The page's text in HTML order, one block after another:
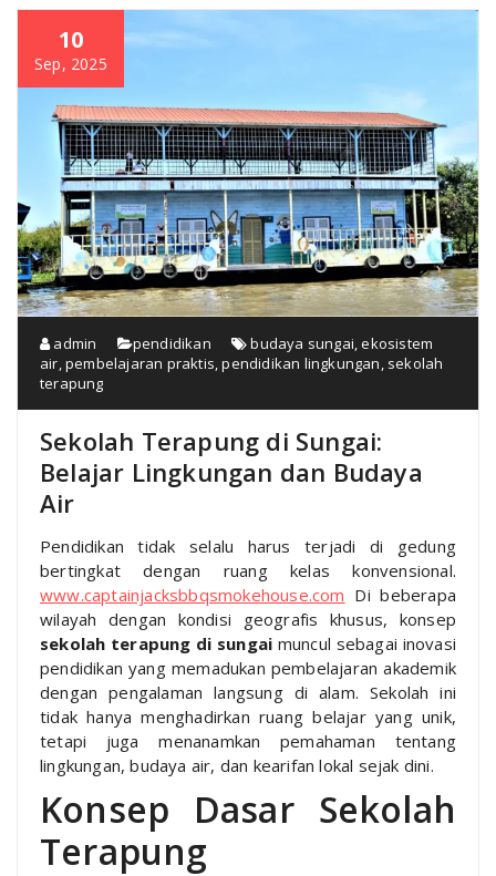
10
Sep, 2025
admin pendidikan budaya sungai,ekosistem
air,pembelajaran praktis,pendidikan lingkungan, sekolah
terapung
Sekolah Terapung di Sungai:
Belajar Lingkungan dan Budaya
Air
Pendidikan tidak selalu harus terjadi di gedung
bertingkat dengan ruang kelas konvensional.
www.captainjacksbbqsmokehouse.com Di beberapa
wilayah dengan kondisi geografis khusus, konsep
sekolah terapung di sungai muncul sebagai inovasi
pendidikan yang memadukan pembelajaran akademik
dengan pengalaman langsung di alam. Sekolah ini
tidak hanya menghadirkan ruang belajar yang unik,
tetapi juga menanamkan pemahaman tentang
lingkungan, budaya air, dan kearifan lokal sejak dini.
Konsep Dasar Sekolah
Terapung